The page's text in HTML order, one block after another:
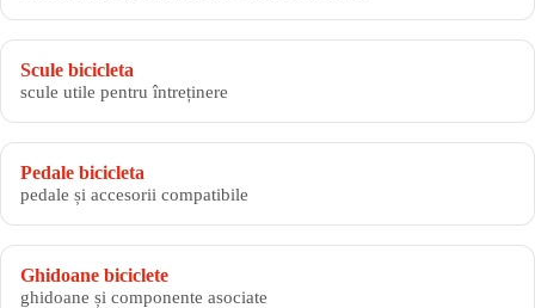
Scule bicicleta
scule utile pentru întreținere
Pedale bicicleta
pedale și accesorii compatibile
Ghidoane biciclete
ghidoane și componente asociate